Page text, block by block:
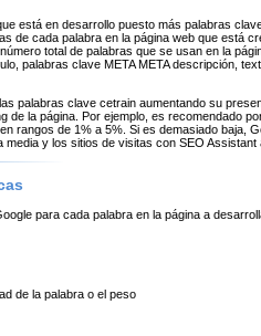
está en desarrollo puesto más palabras
de cada palabra en la página web que está
total de palabras que se usan en la
palabras clave META META descripción,
palabras clave cetrain aumentando su
la página. Por ejemplo, es recomendado
rangos de 1% a 5%. Si es demasiado baja,
y los sitios de visitas con SEO Assistant
para cada palabra en la página a
de la palabra o el peso